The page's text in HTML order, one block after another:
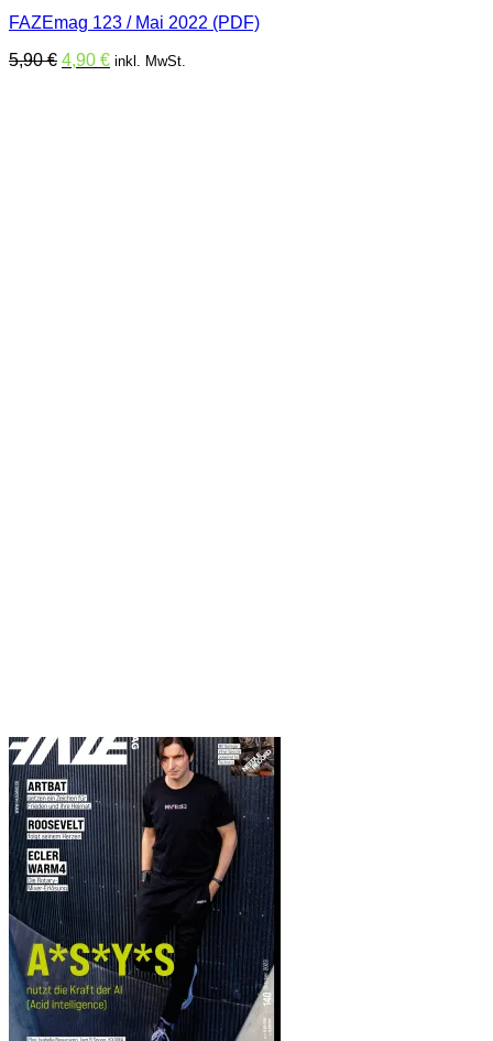
FAZEmag 123 / Mai 2022 (PDF)
5,90€ Ursprünglicher
4,90 €Aktueller
inkl. MwSt.